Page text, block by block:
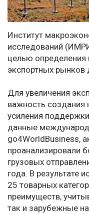
Институт
исследований
целью определения
экспортных рынков
Для увеличения
важность создания
усиления
данные
go4WorldBusiness,
проанализировали
грузовых
года. В результате
25 товарных
преимуществ,
так и зарубежные